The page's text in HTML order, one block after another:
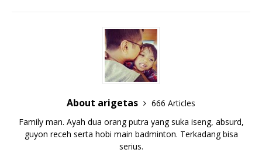
About arigetas
666 Articles
Family man. Ayah dua orang putra yang suka iseng, absurd,
guyon receh serta hobi main badminton. Terkadang bisa
serius.